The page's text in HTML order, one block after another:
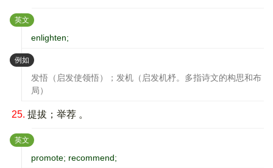
英文 ：
enlighten;
例如 ：
发悟（启发使领悟）；发机（启发机杼。多指诗文的构思和布
局）
25. 提拔；举荐 。
英文 ：
promote; recommend;